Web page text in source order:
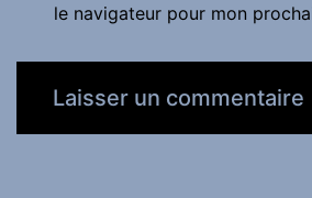
le navigateur pour mon